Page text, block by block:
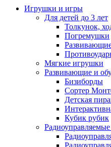
Игрушки и игры
Для детей до 3 лет
Толкунок,
Погремушки
Мягкие игрушки
Развивающие и
Бизиборды
Сортер
Детская
Кубик рубик